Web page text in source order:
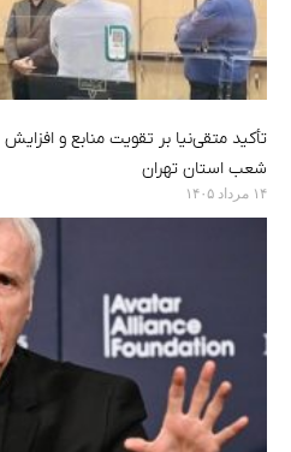
تأکید متقی‌نیا بر تقویت منابع و افزایش
شعب استان تهران
۱۴ مرداد ۱۴۰۵